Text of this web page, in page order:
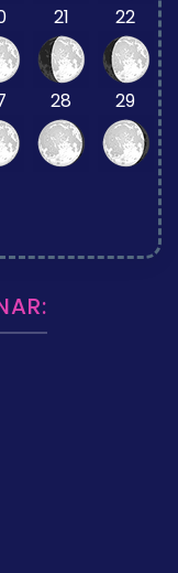
21 22
28 29